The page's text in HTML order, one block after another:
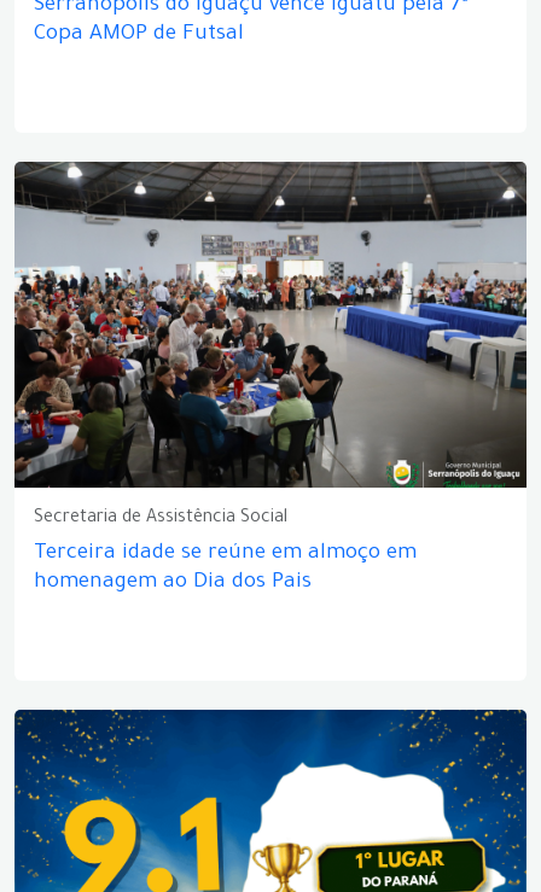
Serranópolis do Iguaçu vence Iguatu pela 7ª
Copa AMOP de Futsal
Secretaria de Assistência Social
Terceira idade se reúne em almoço em
homenagem ao Dia dos Pais